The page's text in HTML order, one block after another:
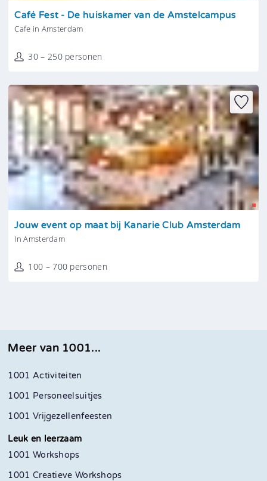
Tonen
Café Fest - De huiskamer van de Amstelcampus
Cafe in Amsterdam
30 – 250 personen
Tonen
Jouw event op maat bij Kanarie Club Amsterdam
In Amsterdam
100 – 700 personen
Meer van 1001...
1001 Activiteiten
1001 Personeelsuitjes
1001 Vrijgezellenfeesten
Leuk en leerzaam
1001 Workshops
1001 Creatieve Workshops